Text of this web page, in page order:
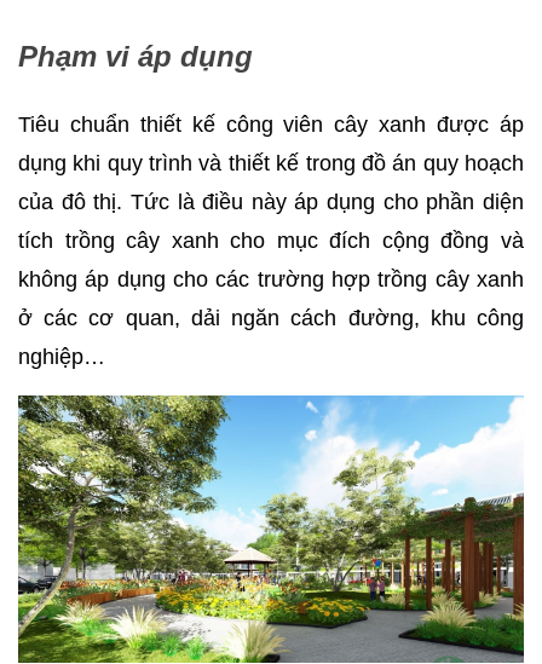
Phạm vi áp dụng
Tiêu chuẩn thiết kế công viên cây xanh được áp
dụng khi quy trình và thiết kế trong đồ án quy hoạch
của đô thị. Tức là điều này áp dụng cho phần diện
tích trồng cây xanh cho mục đích cộng đồng và
không áp dụng cho các trường hợp trồng cây xanh
ở các cơ quan, dải ngăn cách đường, khu công
nghiệp…